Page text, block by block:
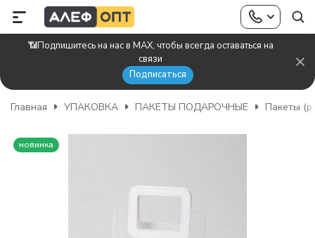
📶Подпишитесь на нас в MAX, чтобы всегда оставаться на
связи
Подписаться
Главная УПАКОВКА ПАКЕТЫ ПОДАРОЧНЫЕ Пакеты
новинка